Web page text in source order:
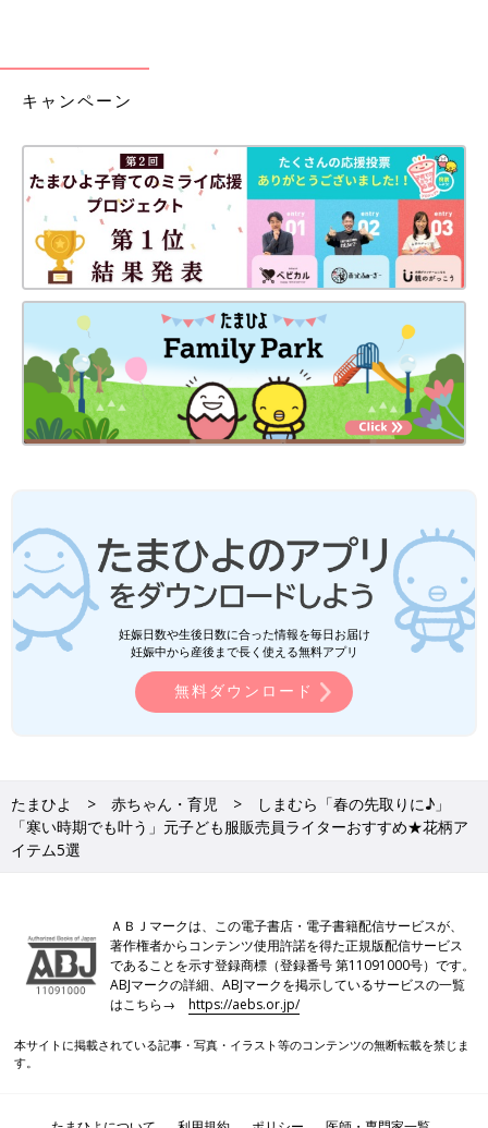
おしゃれな大人っぽコーデに♪ 高見え確実の花柄ビ
スチェとパンツ
ェはすそに向かって広がったペプラムシルエットで、着るだけで
おしゃ見え確定のデザインです♪ どちらもベロア素材なので、高
見えすること間違いなし！ 春感を意識するなら、この投稿のよ
しまむら×ハローキティ「寒い日でも安
心」「機能性も抜群！」元子ども服販売
員ライター厳選★あったかアイテム5選
今回ご紹介するのは、ハローキティ×しまむら
のコラボ服。デザインが可愛いのはもちろん、
寒い日でも安心な「あったか素材」を集めまし
た！元子ども服販売員ライターがアイテムの魅
キャンペーン
妊娠日数や生後日数に合った情報を毎日お届け
妊娠中から産後まで長く使える無料アプリ
無料ダウンロード
たまひよ 赤ちゃん・育児
しまむら「春の先取りに♪」
「寒い時期でも叶う」元子ども服販売員ライターおすすめ★花柄ア
イテム5選
ＡＢＪマークは、この電子書店・電子書籍配信サービスが、
著作権者からコンテンツ使用許諾を得た正規版配信サービス
であることを示す登録商標（登録番号 第11091000号）です。
ABJマークの詳細、ABJマークを掲示しているサービスの一覧
はこちら→https://aebs.or.jp/
本サイトに掲載されている記事・写真・イラスト等のコンテンツの無断転載を禁じま
す。